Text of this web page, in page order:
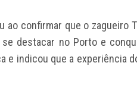
ao confirmar que o zagueiro
destacar no Porto e
e indicou que a experiência